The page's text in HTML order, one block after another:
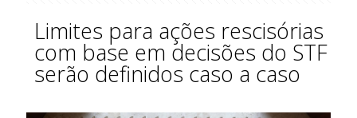
Limites para ações rescisórias
com base em decisões do STF
serão definidos caso a caso